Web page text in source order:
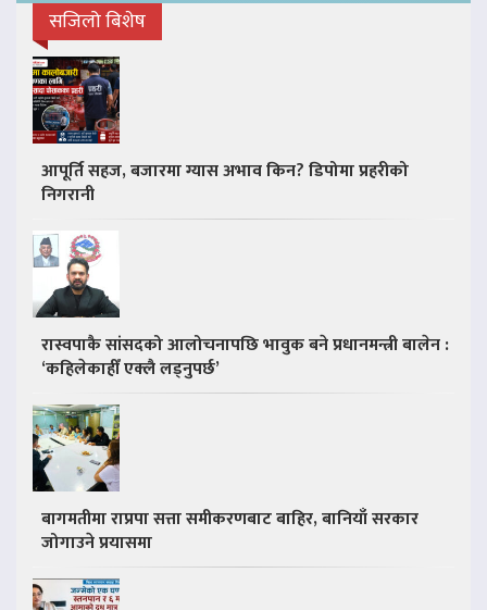
सजिलो बिशेष
आपूर्ति सहज, बजारमा ग्यास अभाव किन? डिपोमा प्रहरीको
निगरानी
रास्वपाकै सांसदको आलोचनापछि भावुक बने प्रधानमन्त्री बालेन :
‘कहिलेकाहीँ एक्लै लड्नुपर्छ’
बागमतीमा राप्रपा सत्ता समीकरणबाट बाहिर, बानियाँ सरकार
जोगाउने प्रयासमा